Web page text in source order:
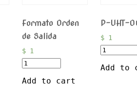
Formato Orden
de Salida
$ 1
Add to cart
P-UHT-
$1
Add to